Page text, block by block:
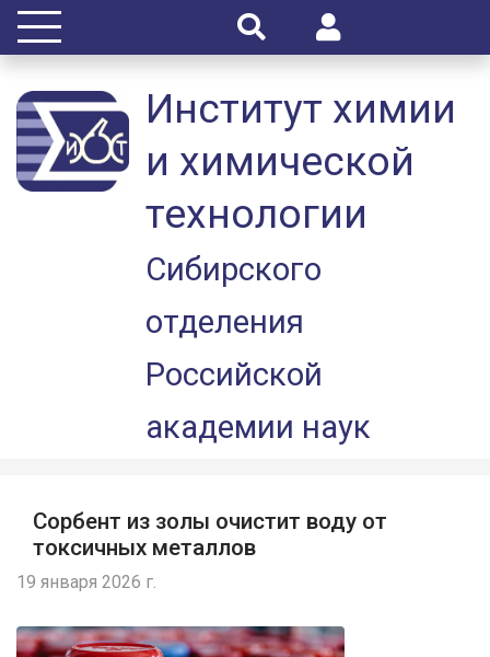
Институт химии
и химической
технологии
Сибирского
отделения
Российской
академии наук
Сорбент из золы очистит воду от
токсичных металлов
19 января 2026 г.